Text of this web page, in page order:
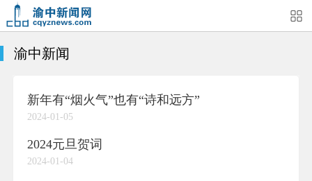
首页
渝中新闻 特别关注 部门动态
企业信息 吃在渝中
渝中新闻
新年有“烟火气”也有“诗和远方”
2024-01-05
2024元旦贺词
2024-01-04